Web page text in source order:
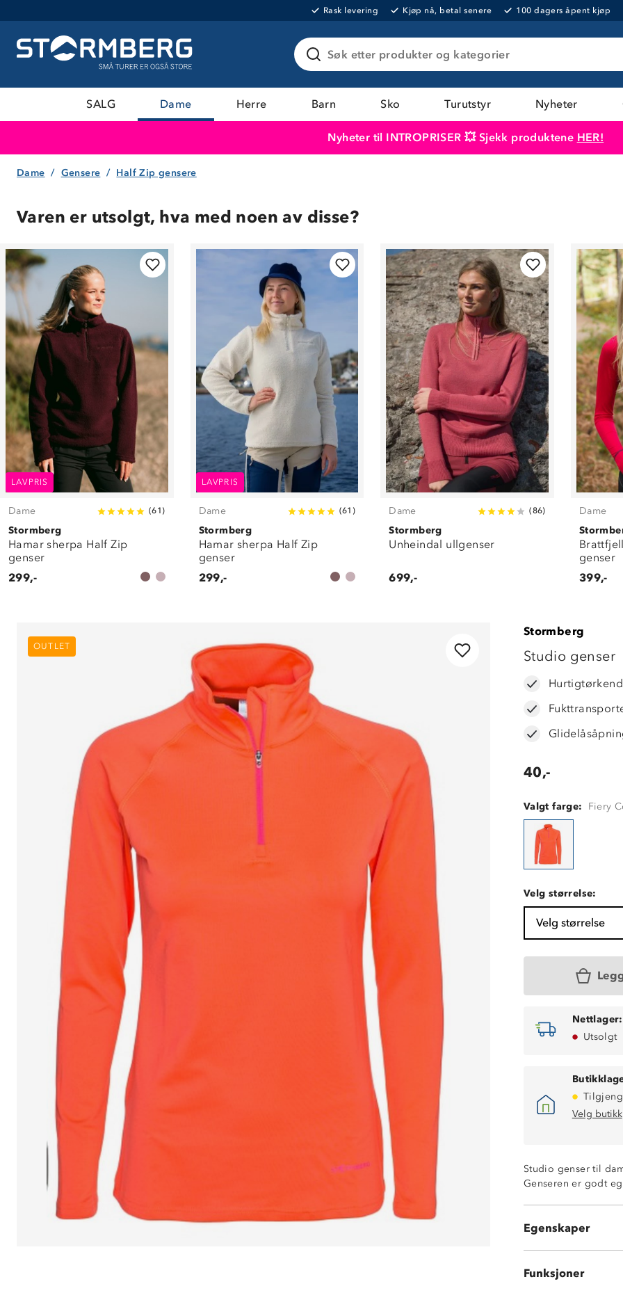
Rask levering Kjøp nå, betal senere 100 dagers åpent kjøp
Søk etter produkter og kategorier
SALG Dame Herre Barn Sko Turutstyr Nyheter
Nyheter til INTROPRISER 💥 Sjekk produktene HER!
Dame Gensere Half Zip gensere
Varen er utsolgt, hva med noen av disse?
LAVPRIS
Dame (61 )
Stormberg
Hamar sherpa Half Zip
genser
299,-
LAVPRIS
Dame (61 )
Stormberg
Hamar sherpa Half Zip
genser
299,-
Dame (86)
Stormberg
Unheindal ullgenser
699,-
Dame
genser
399,-
OUTLET
Stormberg
Studio genser
40,-
Valgt farge: Fiery
Velg størrelse:
Velg størrelse
Nettlager:
Utsolgt
Velg butikk
Studio genser til
Genseren er godt
Egenskaper
Glidelåsåpning
God stretch
Active
Funksjoner